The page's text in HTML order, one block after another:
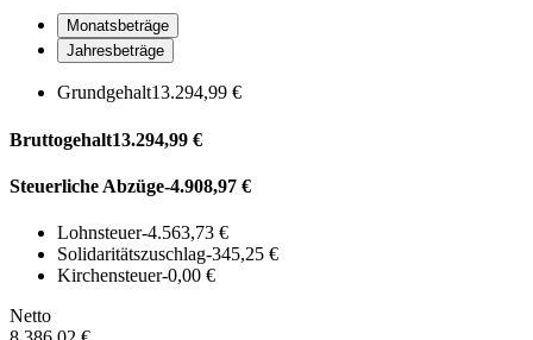
Monatsbeträge
Jahresbeträge
Grundgehalt13.294,99 €
Bruttogehalt13.294,99 €
Steuerliche Abzüge-4.908,97 €
Lohnsteuer-4.563,73 €
Solidaritätszuschlag-345,25 €
Kirchensteuer-0,00 €
Netto